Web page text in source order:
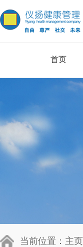
首页
当前位置： 主页